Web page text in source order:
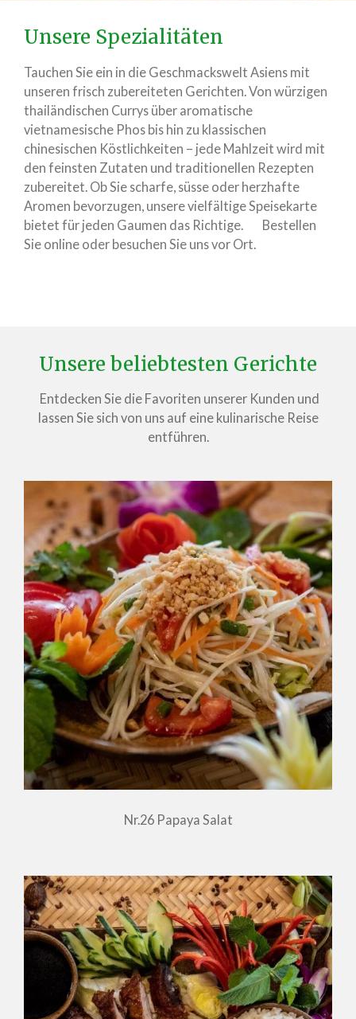
Unsere Spezialitäten
Tauchen Sie ein in die Geschmackswelt Asiens mit
unseren frisch zubereiteten Gerichten. Von würzigen
thailändischen Currys über aromatische
vietnamesische Phos bis hin zu klassischen
chinesischen Köstlichkeiten – jede Mahlzeit wird mit
den feinsten Zutaten und traditionellen Rezepten
zubereitet. Ob Sie scharfe, süsse oder herzhafte
Aromen bevorzugen, unsere vielfältige Speisekarte
bietet für jeden Gaumen das Richtige. Bestellen
Sie online oder besuchen Sie uns vor Ort.
Unsere beliebtesten Gerichte
Entdecken Sie die Favoriten unserer Kunden und
lassen Sie sich von uns auf eine kulinarische Reise
entführen.
Nr.26 Papaya Salat